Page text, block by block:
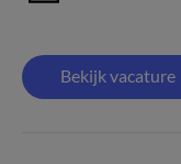
Bekijk vacature